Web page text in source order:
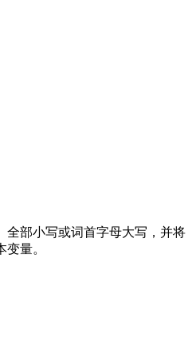
全部小写或词首字母大写，并将
量。